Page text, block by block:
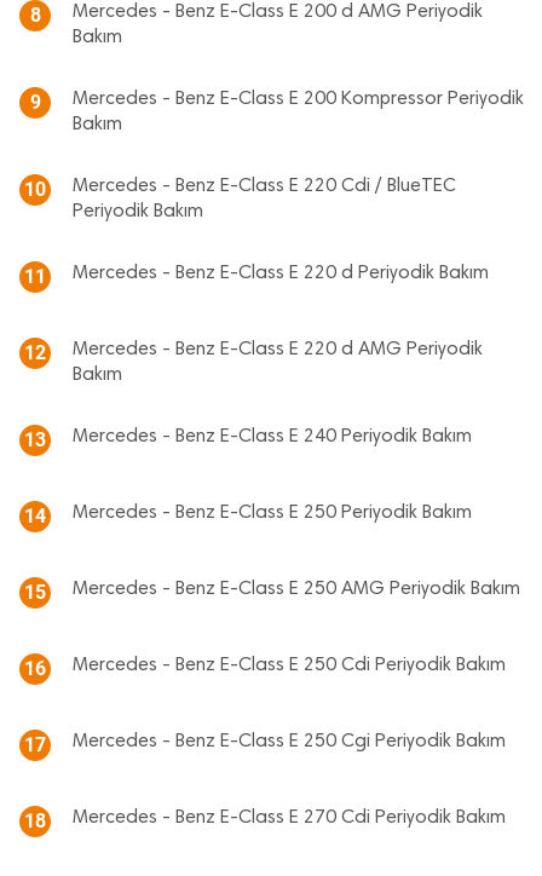
8
Mercedes - Benz E-Class E 200 d AMG Periyodik
Bakım
9
Mercedes - Benz E-Class E 200 Kompressor Periyodik
Bakım
10
Mercedes - Benz E-Class E 220 Cdi / BlueTEC
Periyodik Bakım
11 Mercedes - Benz E-Class E 220 d Periyodik Bakım
12
Mercedes - Benz E-Class E 220 d AMG Periyodik
Bakım
13 Mercedes - Benz E-Class E 240 Periyodik Bakım
14 Mercedes - Benz E-Class E 250 Periyodik Bakım
15 Mercedes - Benz E-Class E 250 AMG Periyodik Bakım
16 Mercedes - Benz E-Class E 250 Cdi Periyodik Bakım
17 Mercedes - Benz E-Class E 250 Cgi Periyodik Bakım
18 Mercedes - Benz E-Class E 270 Cdi Periyodik Bakım